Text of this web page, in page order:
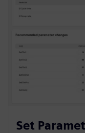
Set